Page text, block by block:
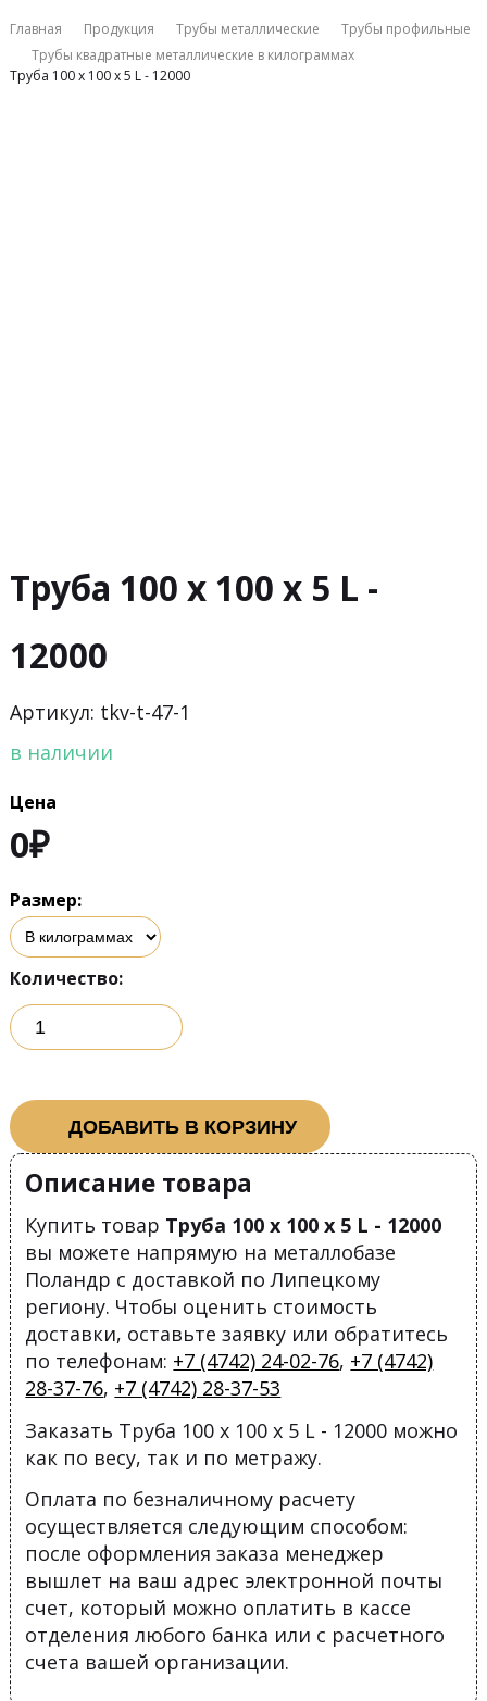
Главная Продукция Трубы металлические
Трубы профильные
Трубы квадратные металлические в килограммах
Труба 100 х 100 х 5 L - 12000
Труба 100 х 100 х 5 L -
12000
Артикул: tkv-t-47-1
в наличии
Цена
0₽
Размер:
Количество:
ДОБАВИТЬ В КОРЗИНУ
Описание товара
Купить товар Труба 100 х 100 х 5 L - 12000
вы можете напрямую на металлобазе
Поландр с доставкой по Липецкому
региону. Чтобы оценить стоимость
доставки, оставьте заявку или обратитесь
по телефонам: +7 (4742) 24-02-76, +7 (4742)
28-37-76, +7 (4742) 28-37-53
Заказать Труба 100 х 100 х 5 L - 12000 можно
как по весу, так и по метражу.
Оплата по безналичному расчету
осуществляется следующим способом:
после оформления заказа менеджер
вышлет на ваш адрес электронной почты
счет, который можно оплатить в кассе
отделения любого банка или с расчетного
счета вашей организации.